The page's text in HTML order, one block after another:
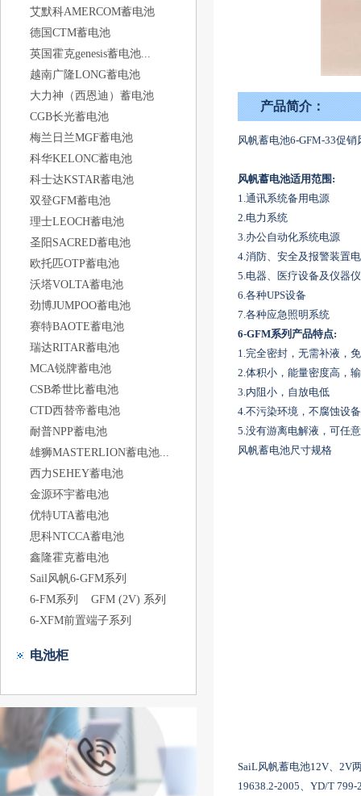
艾默科AMERCOM蓄电池
德国CTM蓄电池
英国霍克genesis蓄电池...
越南广隆LONG蓄电池
大力神（西恩迪）蓄电池
CGB长光蓄电池
梅兰日兰MGF蓄电池
科华KELONC蓄电池
科士达KSTAR蓄电池
双登GFM蓄电池
理士LEOCH蓄电池
圣阳SACRED蓄电池
欧托匹OTP蓄电池
沃塔VOLTA蓄电池
劲博JUMPOO蓄电池
赛特BAOTE蓄电池
瑞达RITAR蓄电池
MCA锐牌蓄电池
CSB希世比蓄电池
CTD西替帝蓄电池
耐普NPP蓄电池
雄狮MASTERLION蓄电池...
西力SEHEY蓄电池
金源环宇蓄电池
优特UTA蓄电池
思科NTCCA蓄电池
鑫隆霍克蓄电池
Sail风帆6-GFM系列
6-FM系列
GFM (2V) 系列
6-XFM前置端子系列
电池柜
产品简介：
风帆蓄电池6-GFM-33促
风帆蓄电池适用范围:
1.通讯系统备用电源
2.电力系统
3.办公自动化系统电源
4.消防、安全及报警装置
5.电器、医疗设备及仪器
6.各种UPS设备
7.各种应急照明系统
6-GFM系列产品特点:
1.完全密封，无需补液，
2.体积小，能量密度高，
3.内阻小，自放电低
4.不污染环境，不腐蚀设备
5.没有游离电解液，可任
风帆蓄电池尺寸规格
SaiL风帆蓄电池12V、2V
19638.2-2005、YD/T